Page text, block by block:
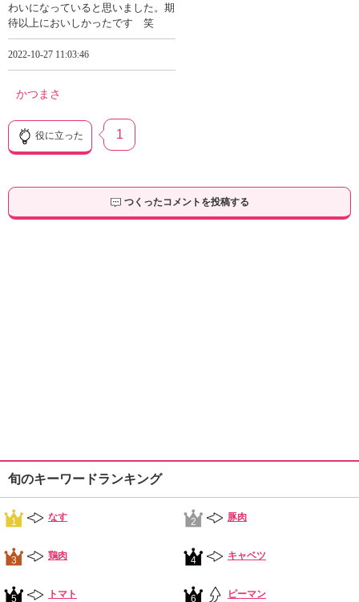
わいになっていると思いました。期
待以上においしかったです 笑
2022-10-27 11:03:46
かつまさ
役に立った 1
つくったコメントを投稿する
旬のキーワードランキング
1 なす 2 豚肉
3 鶏肉 4 キャベツ
5 トマト 6 ピーマン